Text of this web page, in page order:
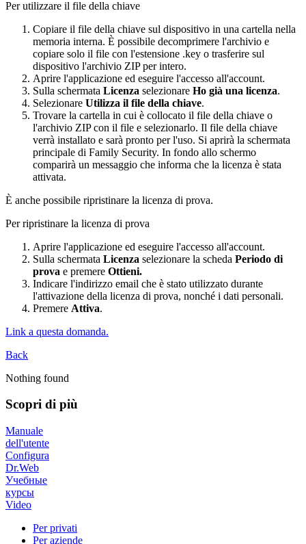
Per utilizzare il file della chiave
Copiare il file della chiave sul dispositivo in una cartella nella
memoria interna. È possibile decomprimere l'archivio e
copiare solo il file con l'estensione .key o trasferire sul
dispositivo l'archivio ZIP per intero.
Aprire l'applicazione ed eseguire l'accesso all'account.
Sulla schermata Licenza selezionare Ho già una licenza.
Selezionare Utilizza il file della chiave.
Trovare la cartella in cui è collocato il file della chiave o
l'archivio ZIP con il file e selezionarlo. Il file della chiave
verrà installato e sarà pronto per l'uso. Si aprirà la schermata
principale di Family Security. In fondo allo schermo
comparirà un messaggio che informa che la licenza è stata
attivata.
È anche possibile ripristinare la licenza di prova.
Per ripristinare la licenza di prova
Aprire l'applicazione ed eseguire l'accesso all'account.
Sulla schermata Licenza selezionare la scheda Periodo di
prova e premere Ottieni.
Indicare l'indirizzo email che è stato utilizzato durante
l'attivazione della licenza di prova, nonché i dati personali.
Premere Attiva.
Link a questa domanda.
Back
Nothing found
Scopri di più
Manuale
dell'utente
Configura
Dr.Web
Учебные
курсы
Video
Per privati
Per aziende